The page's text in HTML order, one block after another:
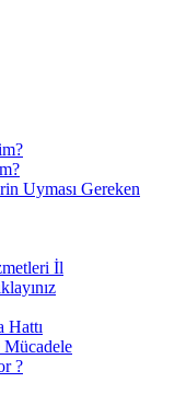
Uyması Gereken
İl
Hattı
?